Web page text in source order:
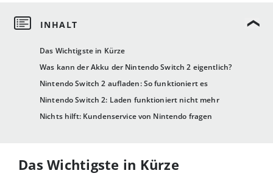
Das Wichtigste in Kürze
Was kann der Akku der Nintendo Switch 2 eigentlich?
Nintendo Switch 2 aufladen: So funktioniert es
Nintendo Switch 2: Laden funktioniert nicht mehr
Nichts hilft: Kundenservice von Nintendo fragen
Das Wichtigste in Kürze